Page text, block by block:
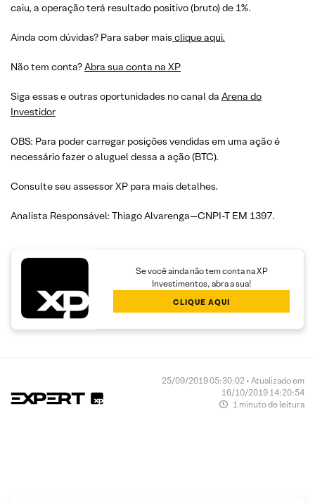
caiu, a operação terá resultado positivo (bruto) de 1%.
Ainda com dúvidas? Para saber mais clique aqui.
Não tem conta?Abra sua conta na XP
Siga essas e outras oportunidades no canal da Arena do
Investidor
OBS: Para poder carregar posições vendidas em uma ação é
necessário fazer o aluguel dessa a ação (BTC).
Consulte seu assessor XP para mais detalhes.
Analista Responsável: Thiago Alvarenga—CNPI-T EM 1397.
Se você ainda não tem conta na XP
Investimentos, abra a sua!
CLIQUE AQUI
25/09/2019 05:30:02 • Atualizado em
16/10/2019 14:20:54
1 minuto de leitura